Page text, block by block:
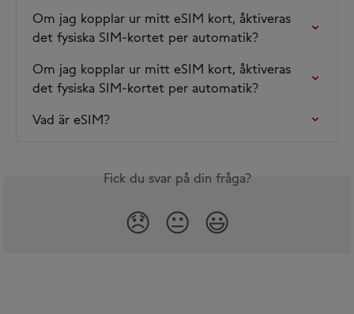
Om jag kopplar ur mitt eSIM kort, åktiveras
det fysiska SIM-kortet per automatik?
Om jag kopplar ur mitt eSIM kort, åktiveras
det fysiska SIM-kortet per automatik?
Vad är eSIM?
Fick du svar på din fråga?
😞 😐 😃